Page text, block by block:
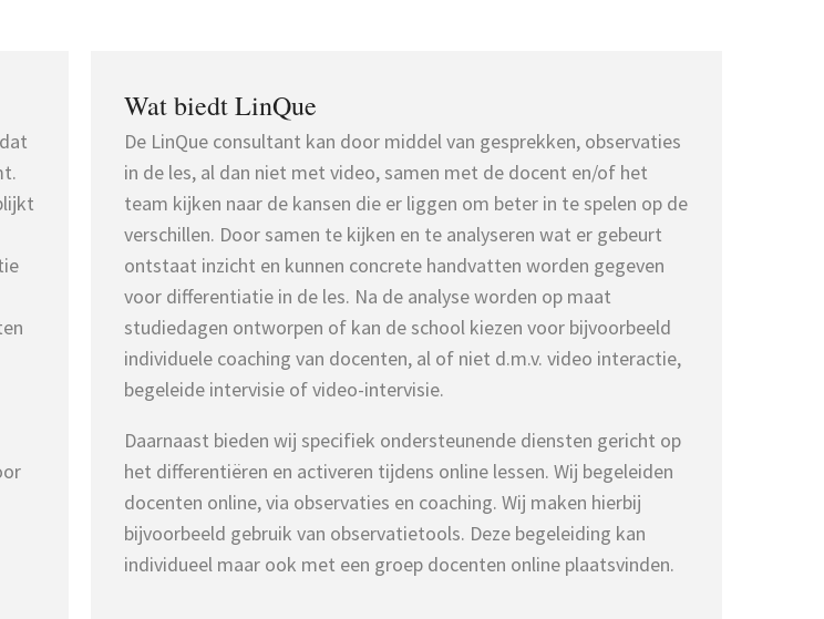
Wat biedt LinQue
De LinQue consultant kan door middel van gesprekken, observaties
in de les, al dan niet met video, samen met de docent en/of het
team kijken naar de kansen die er liggen om beter in te spelen op de
verschillen. Door samen te kijken en te analyseren wat er gebeurt
ontstaat inzicht en kunnen concrete handvatten worden gegeven
voor differentiatie in de les. Na de analyse worden op maat
studiedagen ontworpen of kan de school kiezen voor bijvoorbeeld
individuele coaching van docenten, al of niet d.m.v. video interactie,
begeleide intervisie of video-intervisie.
Daarnaast bieden wij specifiek ondersteunende diensten gericht op
het differentiëren en activeren tijdens online lessen. Wij begeleiden
docenten online, via observaties en coaching. Wij maken hierbij
bijvoorbeeld gebruik van observatietools. Deze begeleiding kan
individueel maar ook met een groep docenten online plaatsvinden.